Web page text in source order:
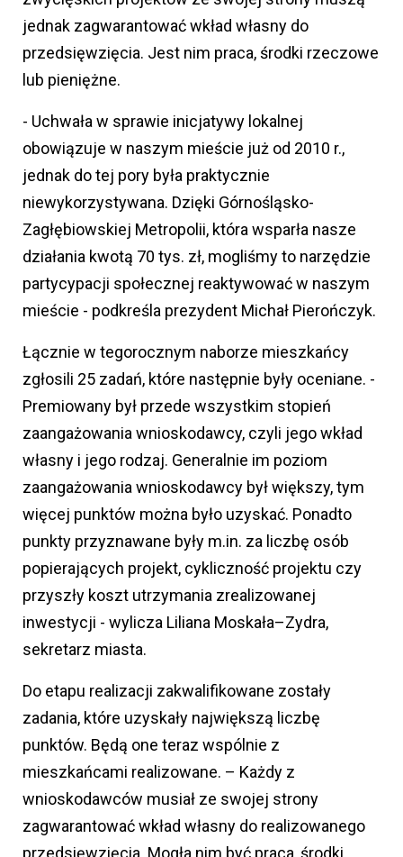
jednak zagwarantować wkład własny do
przedsięwzięcia. Jest nim praca, środki rzeczowe
lub pieniężne.
- Uchwała w sprawie inicjatywy lokalnej
obowiązuje w naszym mieście już od 2010 r.,
jednak do tej pory była praktycznie
niewykorzystywana. Dzięki Górnośląsko-
Zagłębiowskiej Metropolii, która wsparła nasze
działania kwotą 70 tys. zł, mogliśmy to narzędzie
partycypacji społecznej reaktywować w naszym
mieście - podkreśla prezydent Michał Pierończyk.
Łącznie w tegorocznym naborze mieszkańcy
zgłosili 25 zadań, które następnie były oceniane. -
Premiowany był przede wszystkim stopień
zaangażowania wnioskodawcy, czyli jego wkład
własny i jego rodzaj. Generalnie im poziom
zaangażowania wnioskodawcy był większy, tym
więcej punktów można było uzyskać. Ponadto
punkty przyznawane były m.in. za liczbę osób
popierających projekt, cykliczność projektu czy
przyszły koszt utrzymania zrealizowanej
inwestycji - wylicza Liliana Moskała–Zydra,
sekretarz miasta.
Do etapu realizacji zakwalifikowane zostały
zadania, które uzyskały największą liczbę
punktów. Będą one teraz wspólnie z
mieszkańcami realizowane. – Każdy z
wnioskodawców musiał ze swojej strony
zagwarantować wkład własny do realizowanego